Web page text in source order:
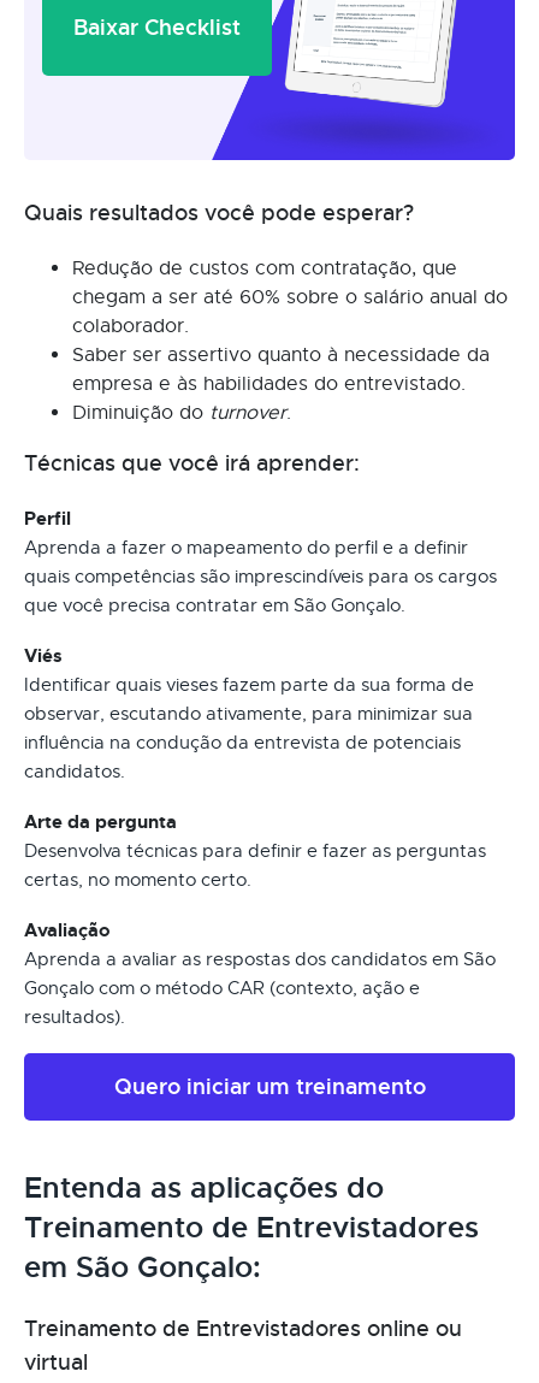
Baixar Checklist
Quais resultados você pode esperar?
Redução de custos com contratação, que
chegam a ser até 60% sobre o salário anual do
colaborador.
Saber ser assertivo quanto à necessidade da
empresa e às habilidades do entrevistado.
Diminuição do turnover.
Técnicas que você irá aprender:
Perfil
Aprenda a fazer o mapeamento do perfil e a definir
quais competências são imprescindíveis para os cargos
que você precisa contratar em São Gonçalo.
Viés
Identificar quais vieses fazem parte da sua forma de
observar, escutando ativamente, para minimizar sua
influência na condução da entrevista de potenciais
candidatos.
Arte da pergunta
Desenvolva técnicas para definir e fazer as perguntas
certas, no momento certo.
Avaliação
Aprenda a avaliar as respostas dos candidatos em São
Gonçalo com o método CAR (contexto, ação e
resultados).
Quero iniciar um treinamento
Entenda as aplicações do
Treinamento de Entrevistadores
em São Gonçalo:
Treinamento de Entrevistadores online ou
virtual